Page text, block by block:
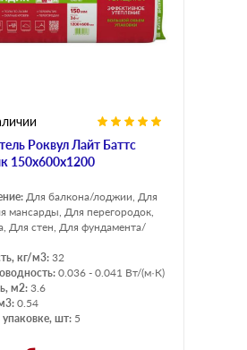
Роквул Лайт Баттс
150х600х1200
Для балкона/лоджии, Для
мансарды, Для перегородок,
Для стен, Для фундамента/
кг/м3: 32
0.036 - 0.041 Вт/(м·К)
м2:3.6
0.54
упаковке, шт: 5